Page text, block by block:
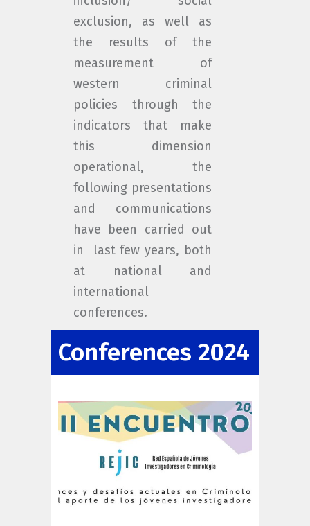
exclusion, as well as
the results of the
measurement of
western criminal
policies through the
indicators that make
this dimension
operational, the
following presentations
and communications
have been carried out
in last few years, both
at national and
international
conferences.
Conferences 2024